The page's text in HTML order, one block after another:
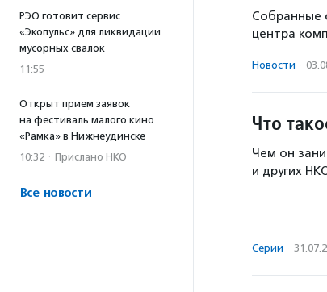
РЭО готовит сервис
«Экопульс» для ликвидации
мусорных свалок
11:55
Открыт прием заявок
на фестиваль малого кино
«Рамка» в Нижнеудинске
10:32 · Прислано НКО
Все новости
Собранные
центра
Новости ·
Что
Чем он
и других
Серии ·